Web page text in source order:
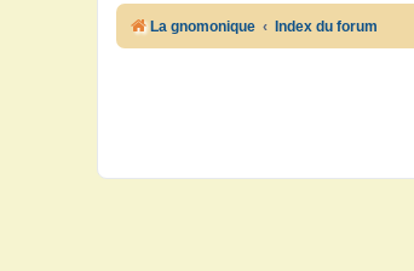
La gnomonique Index du forum